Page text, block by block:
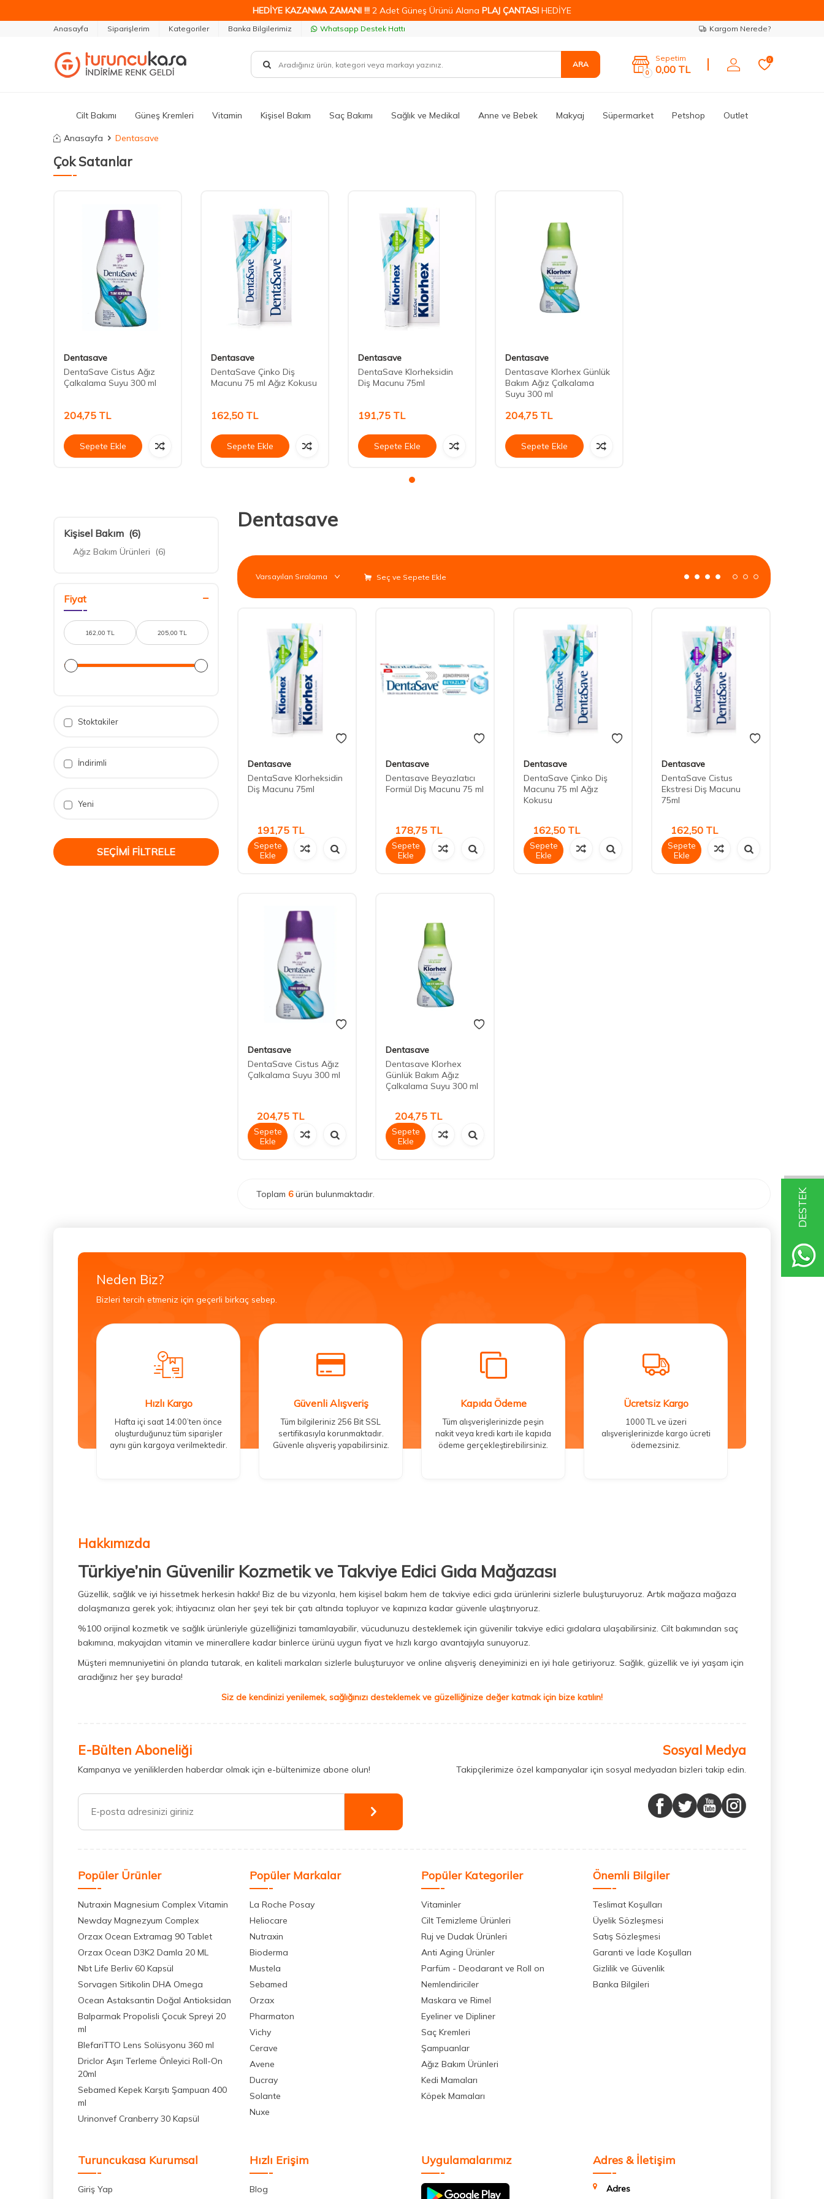
DESTEK
HEDİYE KAZANMA ZAMANI !!! 2 Adet Güneş Ürünü Alana PLAJ ÇANTASI HEDİYE
Anasayfa Siparişlerim Kategoriler Banka Bilgilerimiz Whatsapp Destek Hattı Kargom Nerede?
ARA
0
Sepetim
0,00 TL
0
Cilt Bakımı Güneş Kremleri Vitamin Kişisel Bakım Saç Bakımı Sağlık ve Medikal Anne ve Bebek Makyaj Süpermarket Petshop Outlet
Anasayfa Dentasave
Çok Satanlar
Dentasave
DentaSave Cistus Ağız
Çalkalama Suyu 300 ml
204,75 TL
Sepete Ekle
Dentasave
DentaSave Çinko Diş
Macunu 75 ml Ağız Kokusu
162,50 TL
Sepete Ekle
Dentasave
DentaSave Klorheksidin
Diş Macunu 75ml
191,75 TL
Sepete Ekle
Dentasave
Dentasave Klorhex Günlük
Bakım Ağız Çalkalama
Suyu 300 ml
204,75 TL
Sepete Ekle
Kişisel Bakım (6)
Ağız Bakım Ürünleri (6)
Fiyat
Stoktakiler
İndirimli
Yeni
SEÇIMI FILTRELE
Dentasave
Seç ve Sepete Ekle
Dentasave
DentaSave Klorheksidin
Diş Macunu 75ml
191,75 TL
Sepete
Ekle
Dentasave
Dentasave Beyazlatıcı
Formül Diş Macunu 75 ml
178,75 TL
Sepete
Ekle
Dentasave
DentaSave Çinko Diş
Macunu 75 ml Ağız
Kokusu
162,50 TL
Sepete
Ekle
Dentasave
DentaSave Cistus
Ekstresi Diş Macunu
75ml
162,50 TL
Sepete
Ekle
Dentasave
DentaSave Cistus Ağız
Çalkalama Suyu 300 ml
204,75 TL
Sepete
Ekle
Dentasave
Dentasave Klorhex
Günlük Bakım Ağız
Çalkalama Suyu 300 ml
204,75 TL
Sepete
Ekle
Toplam 6ürün bulunmaktadır.
Neden Biz?
Bizleri tercih etmeniz için geçerli birkaç sebep.
Hızlı Kargo
Hafta içi saat 14:00’ten önce
oluşturduğunuz tüm siparişler
aynı gün kargoya verilmektedir.
Güvenli Alışveriş
Tüm bilgileriniz 256 Bit SSL
sertifikasıyla korunmaktadır.
Güvenle alışveriş yapabilirsiniz.
Kapıda Ödeme
Tüm alışverişlerinizde peşin
nakit veya kredi kartı ile kapıda
ödeme gerçekleştirebilirsiniz.
Ücretsiz Kargo
1000 TL ve üzeri
alışverişlerinizde kargo ücreti
ödemezsiniz.
Hakkımızda
Türkiye’nin Güvenilir Kozmetik ve Takviye Edici Gıda Mağazası
Güzellik, sağlık ve iyi hissetmek herkesin hakkı! Biz de bu vizyonla, hem kişisel bakım hem de takviye edici gıda ürünlerini sizlerle buluşturuyoruz. Artık mağaza mağaza
dolaşmanıza gerek yok; ihtiyacınız olan her şeyi tek bir çatı altında topluyor ve kapınıza kadar güvenle ulaştırıyoruz.
%100 orijinal kozmetik ve sağlık ürünleriyle güzelliğinizi tamamlayabilir, vücudunuzu desteklemek için güvenilir takviye edici gıdalara ulaşabilirsiniz. Cilt bakımından saç
bakımına, makyajdan vitamin ve minerallere kadar binlerce ürünü uygun fiyat ve hızlı kargo avantajıyla sunuyoruz.
Müşteri memnuniyetini ön planda tutarak, en kaliteli markaları sizlerle buluşturuyor ve online alışveriş deneyiminizi en iyi hale getiriyoruz. Sağlık, güzellik ve iyi yaşam için
aradığınız her şey burada!
Siz de kendinizi yenilemek, sağlığınızı desteklemek ve güzelliğinize değer katmak için bize katılın!
E-Bülten Aboneliği
Kampanya ve yeniliklerden haberdar olmak için e-bültenimize abone olun!
Sosyal Medya
Takipçilerimize özel kampanyalar için sosyal medyadan bizleri takip edin.
Popüler Ürünler
Nutraxin Magnesium Complex Vitamin
Newday Magnezyum Complex
Orzax Ocean Extramag 90 Tablet
Orzax Ocean D3K2 Damla 20 ML
Nbt Life Berliv 60 Kapsül
Sorvagen Sitikolin DHA Omega
Ocean Astaksantin Doğal Antioksidan
Balparmak Propolisli Çocuk Spreyi 20
ml
BlefariTTO Lens Solüsyonu 360 ml
Driclor Aşırı Terleme Önleyici Roll-On
20ml
Sebamed Kepek Karşıtı Şampuan 400
ml
Urinonvef Cranberry 30 Kapsül
Popüler Markalar
La Roche Posay
Heliocare
Nutraxin
Bioderma
Mustela
Sebamed
Orzax
Pharmaton
Vichy
Cerave
Avene
Ducray
Solante
Nuxe
Popüler Kategoriler
Vitaminler
Cilt Temizleme Ürünleri
Ruj ve Dudak Ürünleri
Anti Aging Ürünler
Parfüm - Deodarant ve Roll on
Nemlendiriciler
Maskara ve Rimel
Eyeliner ve Dipliner
Saç Kremleri
Şampuanlar
Ağız Bakım Ürünleri
Kedi Mamaları
Köpek Mamaları
Önemli Bilgiler
Teslimat Koşulları
Üyelik Sözleşmesi
Satış Sözleşmesi
Garanti ve İade Koşulları
Gizlilik ve Güvenlik
Banka Bilgileri
Turuncukasa Kurumsal
Giriş Yap
Hızlı Erişim
Blog
Uygulamalarımız Adres & İletişim
Adres